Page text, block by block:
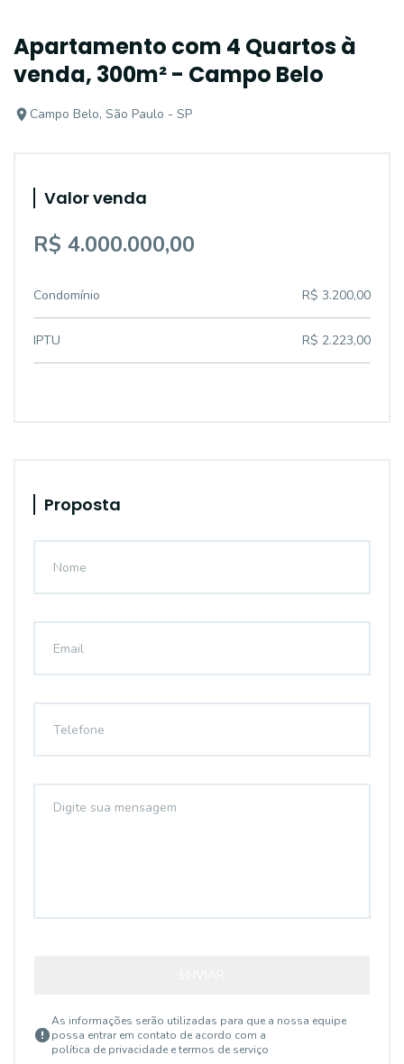
Apartamento com 4 Quartos à
venda, 300m² - Campo Belo
Campo Belo, São Paulo - SP
Valor venda
R$ 4.000.000,00
Condomínio R$ 3.200,00
IPTU R$ 2.223,00
Proposta
As informações serão utilizadas para que a nossa equipe
possa entrar em contato de acordo com a
política de privacidade e termos de serviço